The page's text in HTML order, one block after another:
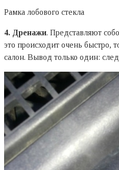
Рамка лобового стекла
4. Дренажи. Представляют
это происходит очень быстро,
салон. Вывод только один: